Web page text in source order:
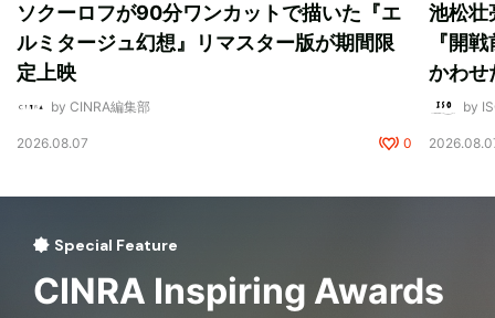
ソクーロフが90分ワンカットで描いた『エ
ルミタージュ幻想』リマスター版が期間限
定上映
by CINRA編集部
2026.08.07 0
池松壮
『開
かわせ
by
Special Feature
CINRA Inspiring Awards